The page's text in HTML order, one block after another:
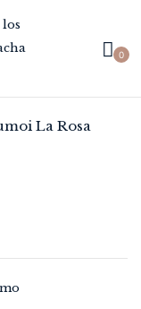
0
La Rosa
“Can